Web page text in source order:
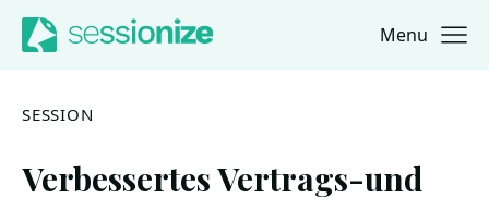
Jump to navigation
Jump to content Menu
SESSION
Verbessertes Vertrags-und